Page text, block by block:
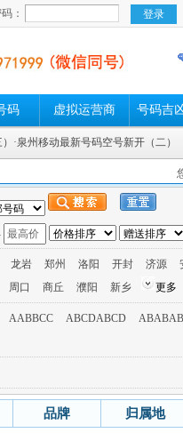
：
码 虚拟运营商 号码吉
·泉州移动最新号码空号新开（二）
龙岩 郑州 洛阳 开封 济源
周口 商丘 濮阳 新乡 更多
AABBCC ABCDABCD ABABAB
品牌 归属地